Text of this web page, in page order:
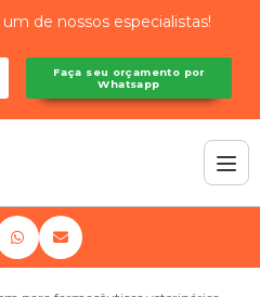
de nossos especialistas!
Faça seu orçamento por
Whatsapp